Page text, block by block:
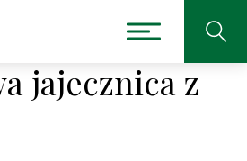
jajecznica z